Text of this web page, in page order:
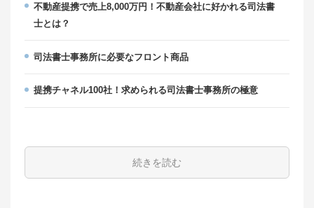
不動産提携で売上8,000万円！不動産会社に好かれる司法書
士とは？
司法書士事務所に必要なフロント商品
提携チャネル100社！求められる司法書士事務所の極意
続きを読む